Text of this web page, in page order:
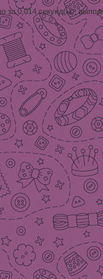
за 0,014 секунд(ы),